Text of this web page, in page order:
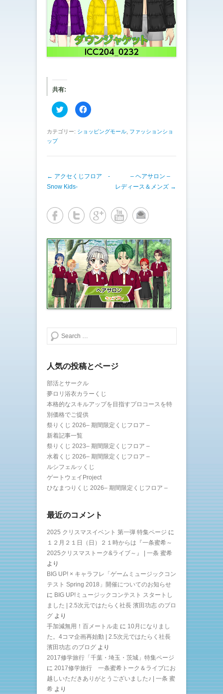
共有:
ク
リ
し
i
e
r
で
共
新
し
い
ン
ド
ウ
で
開
き
ま
す
)
F
a
b
で
す
る
ッ
ク
し
だ
さ
い
(
新
し
い
ウ
ィ
ン
ド
ウ
で
ま
カテゴリー: ショッピングモール ファッションショ
ップ
投稿ナビゲーション
← アクセくじフロア -
Snow Kids-
– ヘアサロン –
レディース＆メンズ →
検索する
人気の投稿とページ
部活とサークル
夢ロリ浴衣カラーくじ
本格的なスキルアップを目指すプロコースを特
別価格でご提供
祭りくじ 2026– 期間限定くじフロア –
新着記事一覧
祭りくじ 2023– 期間限定くじフロア –
水着くじ 2026– 期間限定くじフロア –
ルシフェルッくじ
ゲートウェイProject
ひなまつりくじ 2026– 期間限定くじフロア –
最近のコメント
2025 クリスマスイベント 第一弾 特集ページ に
１２月２１日（日）２１時からは『一条蜜希～
2025クリスマストーク&ライブ～』 | 一条 蜜希
より
BIG UP! × キャラフレ「ゲームミュージックコン
テスト Spring 2018」開催についてのお知らせ
に BIG UP!ミュージックコンテスト スタートし
ました | 2.5次元ではたらく社長 濱田功志 のブロ
グ より
手加減無用！百メートル走 に 10月になりまし
た。4コマ企画再始動 | 2.5次元ではたらく社長
濱田功志 のブログ より
2017修学旅行「千葉・埼玉・茨城」特集ページ
に 2017修学旅行 一条蜜希トーク＆ライブにお
越しいただきありがとうございました♪ | 一条 蜜
希 より